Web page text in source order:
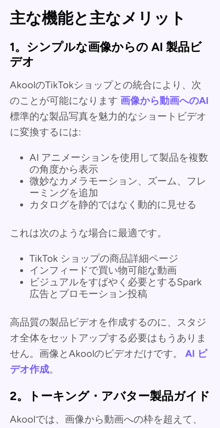
主な機能と主なメリット
1。シンプルな画像からの AI 製品ビ
デオ
AkoolのTikTokショップとの統合により、次
のことが可能になります 画像から動画へのAI
標準的な製品写真を魅力的なショートビデオ
に変換するには:
AI アニメーションを使用して製品を複数
の角度から表示
微妙なカメラモーション、ズーム、フレ
ーミングを追加
カタログを静的ではなく動的に見せる
これは次のような場合に最適です。
TikTok ショップの商品詳細ページ
インフィードで買い物可能な動画
ビジュアルをすばやく必要とするSpark
広告とプロモーション投稿
高品質の製品ビデオを作成するのに、スタジ
オ全体をセットアップする必要はもうありま
せん。画像とAkoolのビデオだけです。 AI ビ
デオ作成。
2。トーキング・アバター製品ガイド
Akoolでは、画像から動画への枠を超えて、